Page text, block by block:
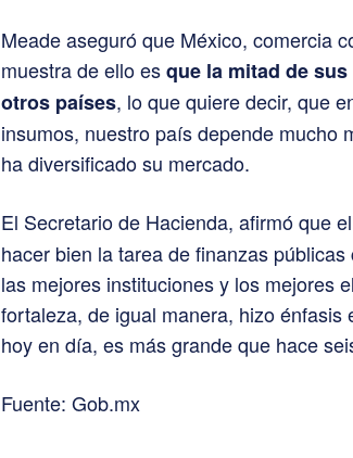
Meade aseguró que México, comercia
muestra de ello esque la mitad de
otros países, lo que quiere decir, que
insumos, nuestro país depende mucho
ha diversificado su mercado.
El Secretario de Hacienda, afirmó que
hacer bien la tarea de finanzas
las mejores instituciones y los mejores
fortaleza, de igual manera, hizo énfasis
hoy en día, es más grande que hace
Fuente: Gob.mx